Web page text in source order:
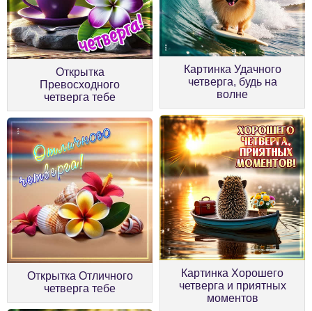
Открытка
Превосходного
четверга тебе
Картинка Удачного
четверга, будь на
волне
Открытка Отличного
четверга тебе
Картинка Хорошего
четверга и приятных
моментов